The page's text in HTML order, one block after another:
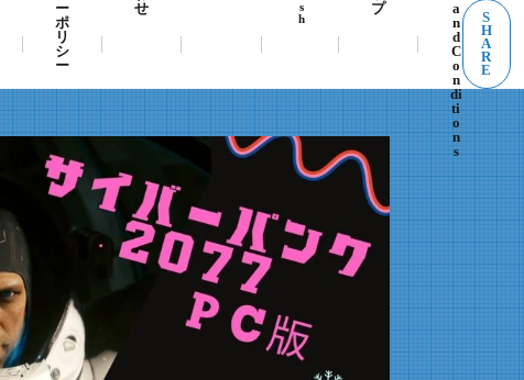
ー
ポ
リ
シ
ー
せ
s
h
プ
a
n
d
C
o
n
di
ti
o
n
s
S
H
A
R
E